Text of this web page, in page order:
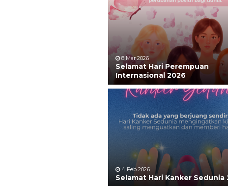
8 Mar 2026
Selamat Hari Perempuan
Internasional 2026
4 Feb 2026
Selamat Hari Kanker Sedunia